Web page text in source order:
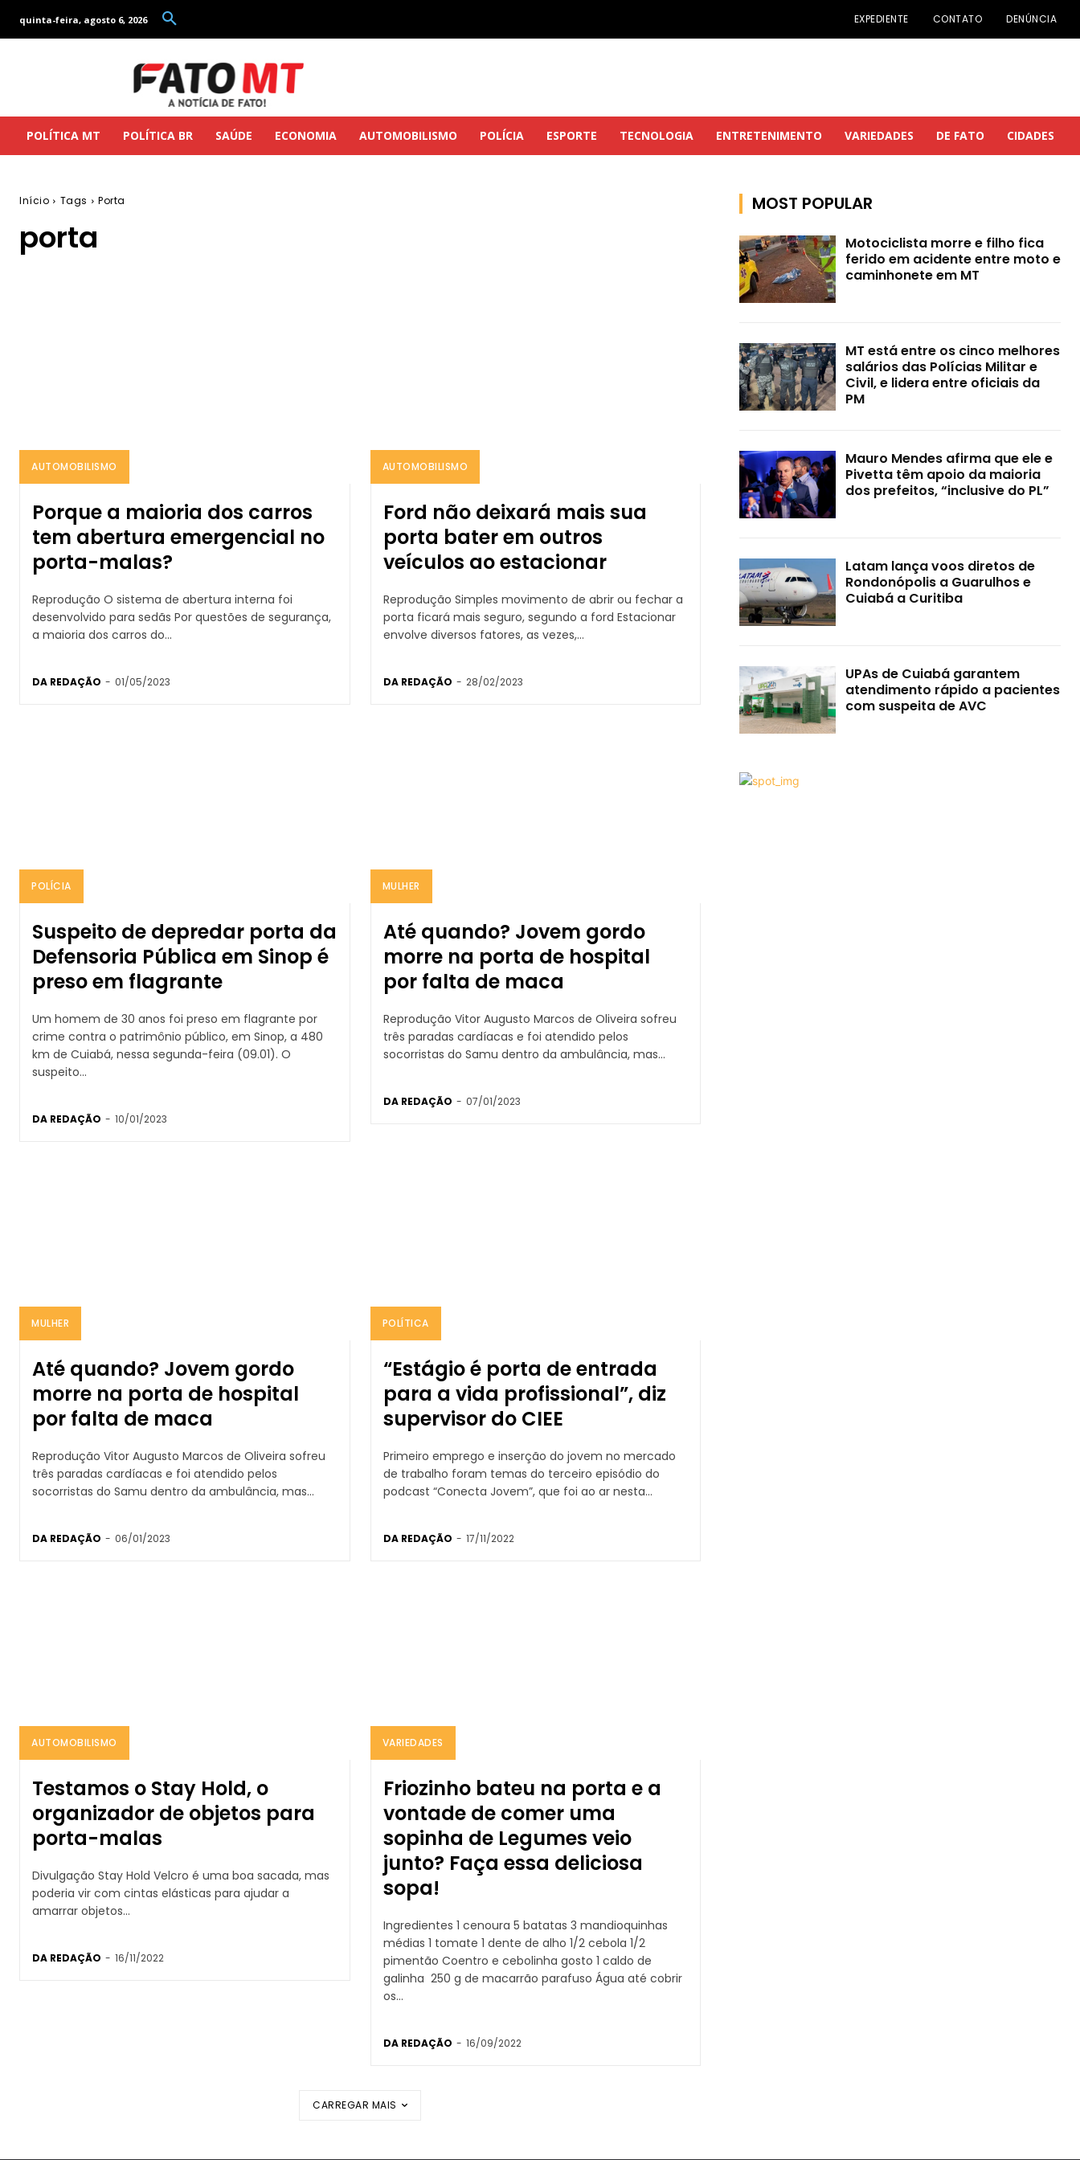
quinta-feira, agosto 6, 2026 EXPEDIENTE CONTATO DENÚNCIA
POLÍTICA MT POLÍTICA BR SAÚDE ECONOMIA AUTOMOBILISMO POLÍCIA ESPORTE TECNOLOGIA ENTRETENIMENTO VARIEDADES DE FATO CIDADES
Início Tags Porta
porta
AUTOMOBILISMO
Porque a maioria dos carros
tem abertura emergencial no
porta-malas?
Reprodução O sistema de abertura interna foi
desenvolvido para sedãs Por questões de segurança,
a maioria dos carros do...
DA REDAÇÃO - 01/05/2023
AUTOMOBILISMO
Ford não deixará mais sua
porta bater em outros
veículos ao estacionar
Reprodução Simples movimento de abrir ou fechar a
porta ficará mais seguro, segundo a ford Estacionar
envolve diversos fatores, as vezes,...
DA REDAÇÃO - 28/02/2023
POLÍCIA
Suspeito de depredar porta da
Defensoria Pública em Sinop é
preso em flagrante
Um homem de 30 anos foi preso em flagrante por
crime contra o patrimônio público, em Sinop, a 480
km de Cuiabá, nessa segunda-feira (09.01). O
suspeito...
DA REDAÇÃO - 10/01/2023
MULHER
Até quando? Jovem gordo
morre na porta de hospital
por falta de maca
Reprodução Vitor Augusto Marcos de Oliveira sofreu
três paradas cardíacas e foi atendido pelos
socorristas do Samu dentro da ambulância, mas...
DA REDAÇÃO - 07/01/2023
MULHER
Até quando? Jovem gordo
morre na porta de hospital
por falta de maca
Reprodução Vitor Augusto Marcos de Oliveira sofreu
três paradas cardíacas e foi atendido pelos
socorristas do Samu dentro da ambulância, mas...
DA REDAÇÃO - 06/01/2023
POLÍTICA
“Estágio é porta de entrada
para a vida profissional”, diz
supervisor do CIEE
Primeiro emprego e inserção do jovem no mercado
de trabalho foram temas do terceiro episódio do
podcast “Conecta Jovem”, que foi ao ar nesta...
DA REDAÇÃO - 17/11/2022
AUTOMOBILISMO
Testamos o Stay Hold, o
organizador de objetos para
porta-malas
Divulgação Stay Hold Velcro é uma boa sacada, mas
poderia vir com cintas elásticas para ajudar a
amarrar objetos...
DA REDAÇÃO - 16/11/2022
VARIEDADES
Friozinho bateu na porta e a
vontade de comer uma
sopinha de Legumes veio
junto? Faça essa deliciosa
sopa!
Ingredientes 1 cenoura 5 batatas 3 mandioquinhas
médias 1 tomate 1 dente de alho 1/2 cebola 1/2
pimentão Coentro e cebolinha gosto 1 caldo de
galinha 250 g de macarrão parafuso Água até cobrir
os...
DA REDAÇÃO - 16/09/2022
CARREGAR MAIS
MOST POPULAR
Motociclista morre e filho fica
ferido em acidente entre moto e
caminhonete em MT
MT está entre os cinco melhores
salários das Polícias Militar e
Civil, e lidera entre oficiais da
PM
Mauro Mendes afirma que ele e
Pivetta têm apoio da maioria
dos prefeitos, “inclusive do PL”
Latam lança voos diretos de
Rondonópolis a Guarulhos e
Cuiabá a Curitiba
UPAs de Cuiabá garantem
atendimento rápido a pacientes
com suspeita de AVC